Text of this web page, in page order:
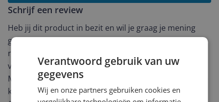
Schrijf een review
Heb jij dit product in bezit en wil je graag je mening
geven? Start dan hieronder met het schrijven van je
review. Afhankelijk van de details duurt het schrijven
van een review gemiddeld tussen de 3 en 10 minuten.
Met jouw mening help je andere bezoekers een betere
keuze te maken én maak je iedere maand kans op
Verantwoord gebruik van uw
gegevens
Wij en onze partners gebruiken cookies en